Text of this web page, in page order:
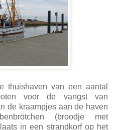
thuishaven van een aantal
voor de vangst van
de kraampjes aan de haven
(broodje met
in een strandkorf op het